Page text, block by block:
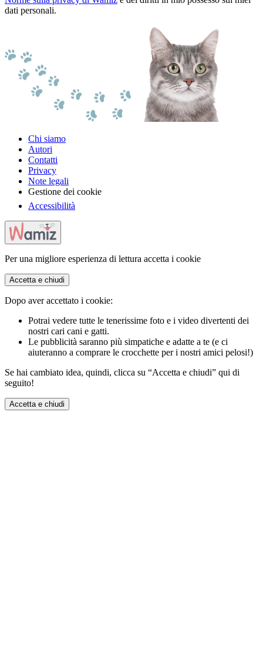
dati personali.
Chi siamo
Autori
Contatti
Privacy
Note legali
Gestione dei cookie
Accessibilità
Per una migliore esperienza di lettura accetta i cookie
Accetta e chiudi
Dopo aver accettato i cookie:
Potrai vedere tutte le tenerissime foto e i video divertenti dei
nostri cari cani e gatti.
Le pubblicità saranno più simpatiche e adatte a te (e ci
aiuteranno a comprare le crocchette per i nostri amici pelosi!)
Se hai cambiato idea, quindi, clicca su “Accetta e chiudi” qui di
seguito!
Accetta e chiudi